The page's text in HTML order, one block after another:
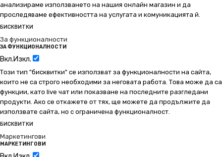
анализираме използването на нашия онлайн магазин и да
проследяваме ефективността на услугата и комуникацията й.
БИСКВИТКИ
За функционалности
ЗА ФУНКЦИОНАЛНОСТИ
Вкл.Изкл.
Този тип "бисквитки" се използват за функционалности на сайта,
които не са строго необходими за неговата работа. Това може да са
функции, като live чат или показване на последните разгледани
продукти. Ако се откажете от тях, ще можете да продължите да
използвате сайта, но с ограничена функционалност.
БИСКВИТКИ
Маркетингови
МАРКЕТИНГОВИ